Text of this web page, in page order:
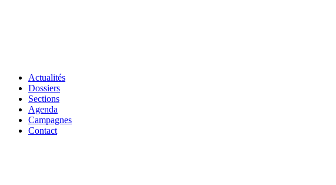
Actualités
Dossiers
Sections
Agenda
Campagnes
Contact